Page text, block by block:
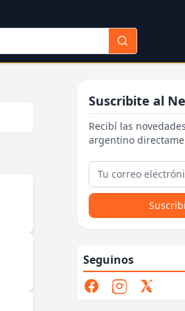
Suscribite al
Recibí las
argentino
Seguinos